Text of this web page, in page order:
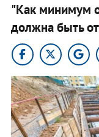
"Как минимум
должна быть